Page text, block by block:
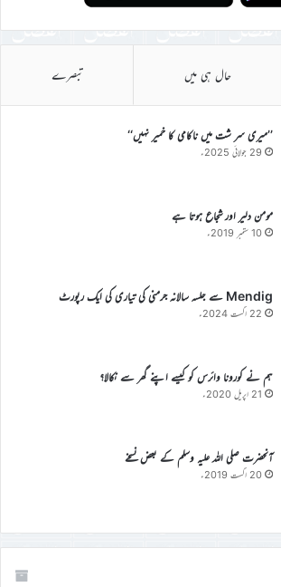
حال ہی میں تبصرے
’’میری سر شت میں ناکامی کا خمیر نہیں‘‘
29 جولائی 2025ء
مومن دلیر اور شجاع ہوتا ہے
10 ستمبر 2019ء
Mendig سے جلسہ سالانہ جرمنی کی تیاری کی ایک رپورٹ
22 اگست 2024ء
ہم نے کورونا وائرس کو کیسے اپنے گھر سے نکالا؟
21 اپریل 2020ء
آنحضرت صلی اللہ علیہ وسلم کے بعض نسخے
20 اگست 2019ء